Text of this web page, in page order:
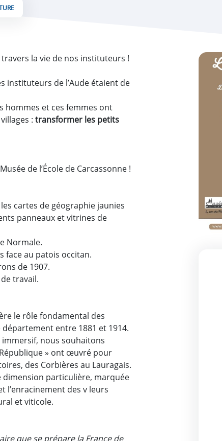
travers la vie de nos instituteurs !
instituteurs de l’Aude étaient de
hommes et ces femmes ont
:transformer les petits
de l’École de Carcassonne !
cartes de géographie jaunies
panneaux et vitrines de
Normale.
face au patois occitan.
de 1907.
travail.
le rôle fondamental des
entre 1881 et 1914.
nous souhaitons
» ont œuvré pour
des Corbières au Lauragais.
dimension particulière, marquée
l’enracinement des v leurs
et viticole.
que se prépare la France de
Zoom